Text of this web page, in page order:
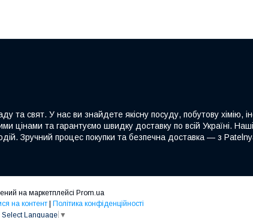
та свят. У нас ви знайдете якісну посуду, побутову хімію,
цінами та гарантуємо швидку доставку по всій Україні.
Зручний процес покупки та безпечна доставка — з
на маркетплейсі Prom.ua
на контент | Політика конфіденційності
Select Language ▼